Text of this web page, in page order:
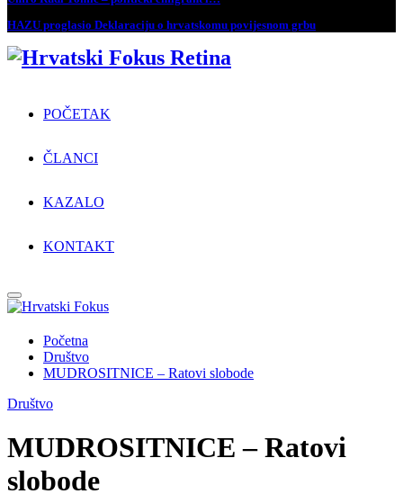
HAZU proglasio Deklaraciju o hrvatskomu povijesnom grbu
POČETAK
ČLANCI
KAZALO
KONTAKT
Primary
Menu
Početna
Društvo
MUDROSITNICE – Ratovi slobode
Društvo
MUDROSITNICE – Ratovi
slobode